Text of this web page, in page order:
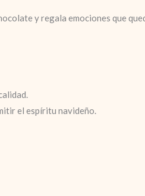
y regala emociones que
el espíritu navideño.